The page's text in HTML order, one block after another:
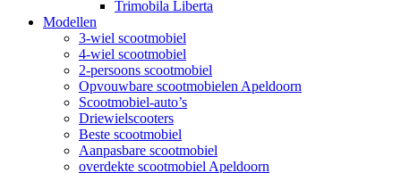
Trimobila Liberta
Modellen
3-wiel scootmobiel
4-wiel scootmobiel
2-persoons scootmobiel
Opvouwbare scootmobielen Apeldoorn
Scootmobiel-auto’s
Driewielscooters
Beste scootmobiel
Aanpasbare scootmobiel
overdekte scootmobiel Apeldoorn